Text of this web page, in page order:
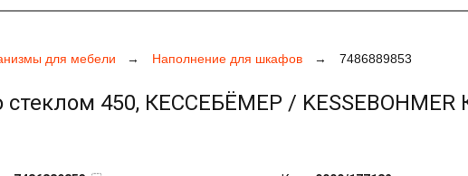
для мебели Наполнение для шкафов 7486889853
450, КЕССЕБЁМЕР / KESSEBOHMER